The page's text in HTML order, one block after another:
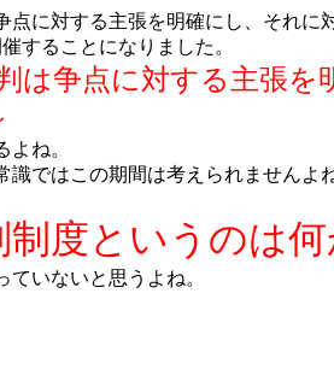
点に対する主張を明確にし、それ
することになりました。
は争点に対する主張
ね。
識ではこの期間は考えられませんよ
制度というのは
いないと思うよね。